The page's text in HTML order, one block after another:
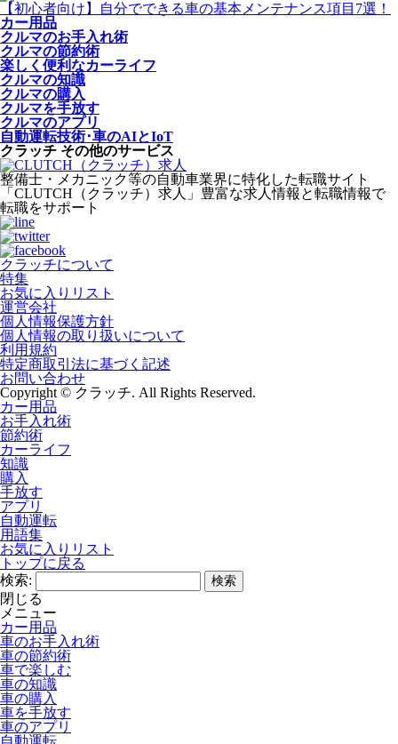
【初心者向け】自分でできる車の基本メンテナンス項目7選！
カー用品
クルマのお手入れ術
クルマの節約術
楽しく便利なカーライフ
クルマの知識
クルマの購入
クルマを手放す
クルマのアプリ
自動運転技術･車のAIとIoT
クラッチ その他のサービス
整備士・メカニック等の自動車業界に特化した転職サイト
「CLUTCH（クラッチ）求人」豊富な求人情報と転職情報で
転職をサポート
クラッチについて
特集
お気に入りリスト
運営会社
個人情報保護方針
個人情報の取り扱いについて
利用規約
特定商取引法に基づく記述
お問い合わせ
Copyright © クラッチ. All Rights Reserved.
カー用品
お手入れ術
節約術
カーライフ
知識
購入
手放す
アプリ
自動運転
用語集
お気に入りリスト
トップに戻る
検索:
閉じる
メニュー
カー用品
車のお手入れ術
車の節約術
車で楽しむ
車の知識
車の購入
車を手放す
車のアプリ
自動運転